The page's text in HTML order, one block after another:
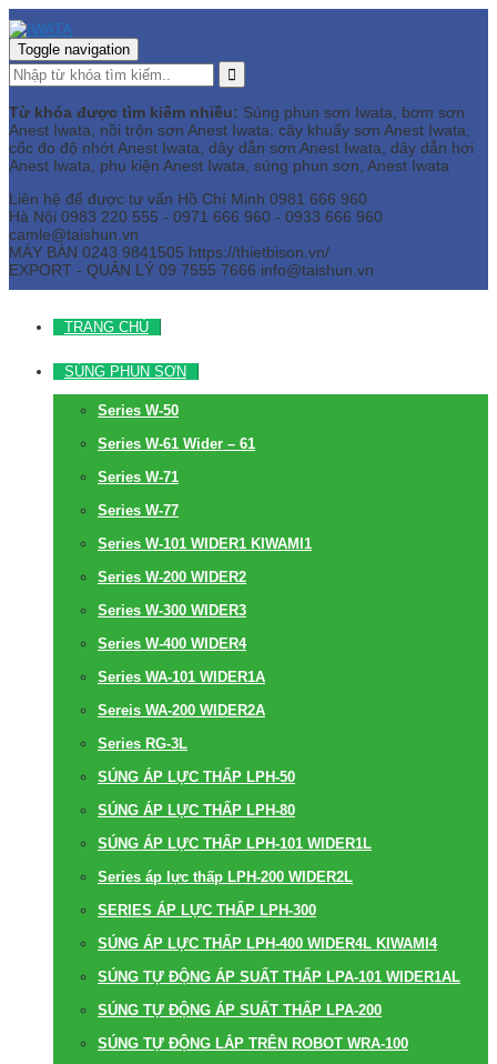
Toggle navigation
Từ khóa được tìm kiếm nhiều: Súng phun sơn Iwata, bơm sơn
Anest Iwata, nồi trộn sơn Anest Iwata, cây khuấy sơn Anest Iwata,
cốc đo độ nhớt Anest Iwata, dây dẫn sơn Anest Iwata, dây dẫn hơi
Anest Iwata, phụ kiện Anest Iwata, súng phun sơn, Anest Iwata
Liên hệ để được tư vấn Hồ Chí Minh 0981 666 960
Hà Nội 0983 220 555 - 0971 666 960 - 0933 666 960
camle@taishun.vn
MÁY BÀN 0243 9841505 https://thietbison.vn/
EXPORT - QUẢN LÝ 09 7555 7666 info@taishun.vn
TRANG CHỦ
SÚNG PHUN SƠN
Series W-50
Series W-61 Wider – 61
Series W-71
Series W-77
Series W-101 WIDER1 KIWAMI1
Series W-200 WIDER2
Series W-300 WIDER3
Series W-400 WIDER4
Series WA-101 WIDER1A
Sereis WA-200 WIDER2A
Series RG-3L
SÚNG ÁP LỰC THẤP LPH-50
SÚNG ÁP LỰC THẤP LPH-80
SÚNG ÁP LỰC THẤP LPH-101 WIDER1L
Series áp lực thấp LPH-200 WIDER2L
SERIES ÁP LỰC THẤP LPH-300
SÚNG ÁP LỰC THẤP LPH-400 WIDER4L KIWAMI4
SÚNG TỰ ĐỘNG ÁP SUẤT THẤP LPA-101 WIDER1AL
SÚNG TỰ ĐỘNG ÁP SUẤT THẤP LPA-200
SÚNG TỰ ĐỘNG LẮP TRÊN ROBOT WRA-100